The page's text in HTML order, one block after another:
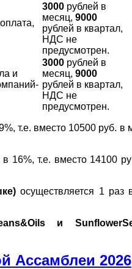
3000 рублей в
месяц, 9000
рублей в квартал,
НДС не
предусмотрен.
и
3000 рублей в
месяц, 9000
рублей в квартал,
НДС не
предусмотрен.
т.е. вместо 10500 руб. в
в 16%, т.е. вместо 14100
осуществляется 1 раз
&Oils и Sunflower
Ассамблеи 2026